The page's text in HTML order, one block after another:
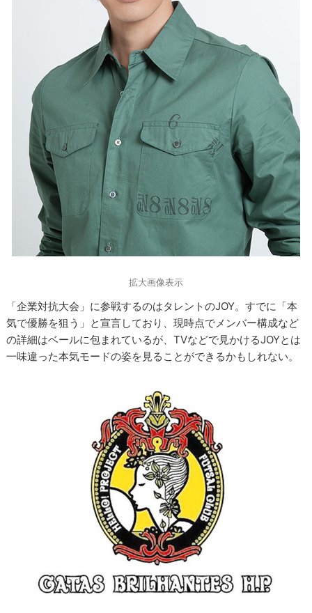
拡大画像表示
「企業対抗大会」に参戦するのはタレントのJOY。すでに「本
気で優勝を狙う」と宣言しており、現時点でメンバー構成など
の詳細はベールに包まれているが、TVなどで見かけるJOYとは
一味違った本気モードの姿を見ることができるかもしれない。